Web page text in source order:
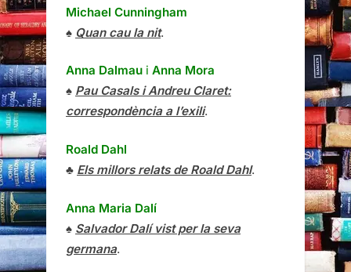
Michael Cunningham
♠ Quan cau la nit.
Anna Dalmau i Anna Mora
♠ Pau Casals i Andreu Claret:
correspondència a l’exili.
Roald Dahl
♣ Els millors relats de Roald Dahl.
Anna Maria Dalí
♠ Salvador Dalí vist per la seva
germana.